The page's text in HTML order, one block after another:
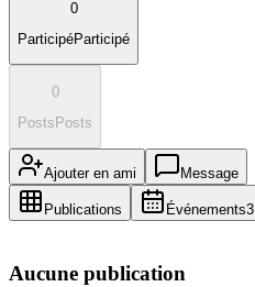
0
ParticipéParticipé
0
Posts Posts
Ajouter en ami Message
Publications Événements3
Aucune publication